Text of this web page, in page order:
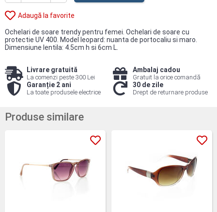
Adaugă la favorite
Ochelari de soare trendy pentru femei. Ochelari de soare cu
protectie UV 400. Model leopard: nuanta de portocaliu si maro.
Dimensiune lentila: 4.5cm h si 6cm L.
Livrare gratuită
La comenzi peste 300 Lei
Ambalaj cadou
Gratuit la orice comandă
Garanție 2 ani
La toate produsele electrice
30 de zile
Drept de returnare produse
Produse similare